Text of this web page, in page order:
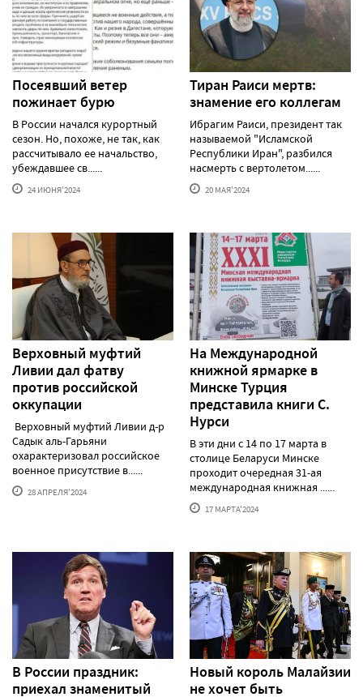
Посеявший ветер
пожинает бурю
В России начался курортный
сезон. Но, похоже, не так, как
рассчитывало ее начальство,
убеждавшее св......
24 ИЮНЯ'2024
Тиран Раиси мертв:
знамение его коллегам
Ибрагим Раиси, президент так
называемой "Исламской
Республики Иран", разбился
насмерть с вертолетом......
20 МАЯ'2024
Верховный муфтий
Ливии дал фатву
против российской
оккупации
Верховный муфтий Ливии д-р
Садык аль-Гарьяни
охарактеризовал российское
военное присутствие в......
28 АПРЕЛЯ'2024
На Международной
книжной ярмарке в
Минске Турция
представила книги С.
Нурси
В эти дни с 14 по 17 марта в
столице Беларуси Минске
проходит очередная 31-ая
международная книжная ......
17 МАРТА'2024
В России праздник:
приехал знаменитый
Новый король Малайзии
не хочет быть